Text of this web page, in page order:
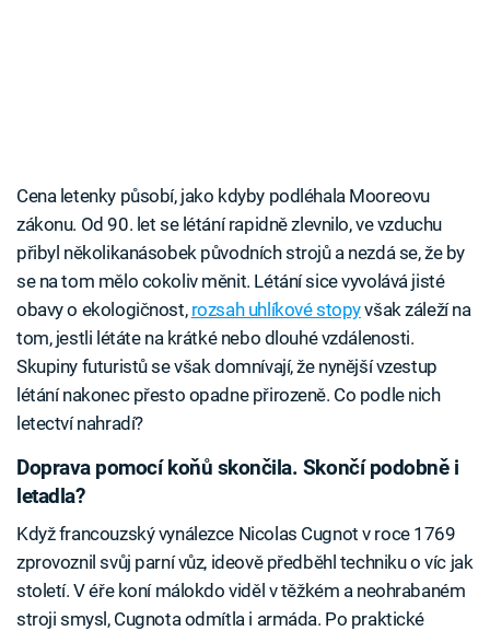
Cena letenky působí, jako kdyby podléhala Mooreovu
zákonu. Od 90. let se létání rapidně zlevnilo, ve vzduchu
přibyl několikanásobek původních strojů a nezdá se, že by
se na tom mělo cokoliv měnit. Létání sice vyvolává jisté
obavy o ekologičnost, rozsah uhlíkové stopyvšak záleží na
tom, jestli létáte na krátké nebo dlouhé vzdálenosti.
Skupiny futuristů se však domnívají, že nynější vzestup
létání nakonec přesto opadne přirozeně. Co podle nich
letectví nahradí?
Doprava pomocí koňů skončila. Skončí podobně i
letadla?
Když francouzský vynálezce Nicolas Cugnot v roce 1769
zprovoznil svůj parní vůz, ideově předběhl techniku o víc jak
století. V éře koní málokdo viděl v těžkém a neohrabaném
stroji smysl, Cugnota odmítla i armáda. Po praktické